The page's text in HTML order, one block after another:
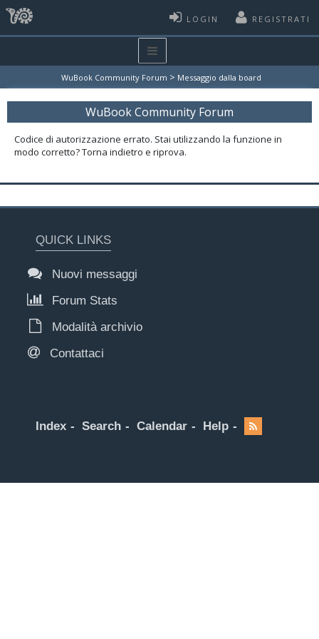
LOGIN REGISTRATI
WuBook Community Forum > Messaggio dalla board
WuBook Community Forum
Codice di autorizzazione errato. Stai utilizzando la funzione in
modo corretto? Torna indietro e riprova.
QUICK LINKS
Nuovi messaggi
Forum Stats
Modalità archivio
Contattaci
Index Search Calendar Help